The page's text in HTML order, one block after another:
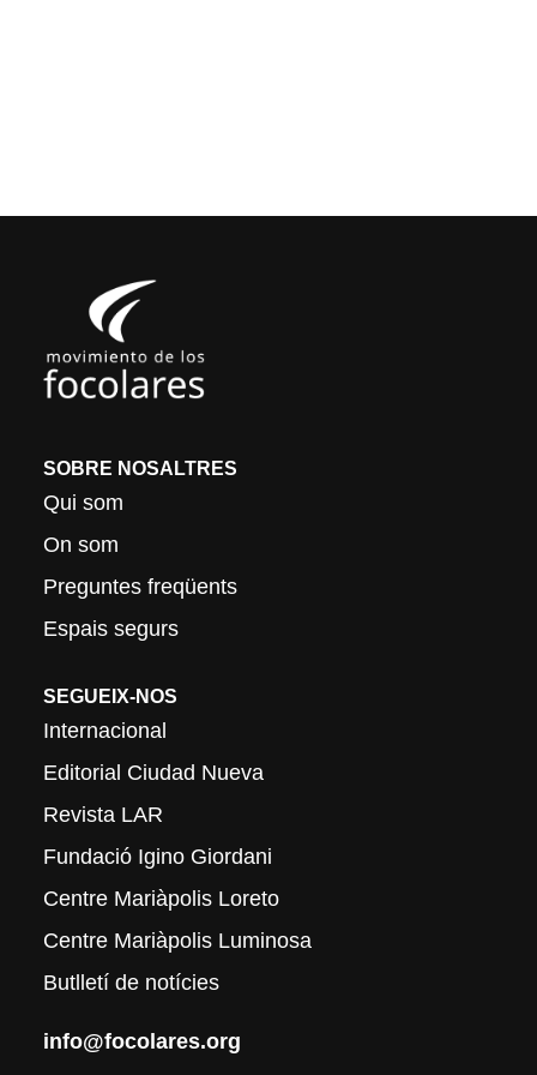
SOBRE NOSALTRES
Qui som
On som
Preguntes freqüents
Espais segurs
SEGUEIX-NOS
Internacional
Editorial Ciudad Nueva
Revista LAR
Fundació Igino Giordani
Centre Mariàpolis Loreto
Centre Mariàpolis Luminosa
Butlletí de notícies
info@focolares.org